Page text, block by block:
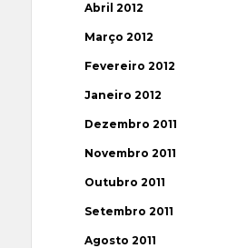
Abril 2012
Março 2012
Fevereiro 2012
Janeiro 2012
Dezembro 2011
Novembro 2011
Outubro 2011
Setembro 2011
Agosto 2011